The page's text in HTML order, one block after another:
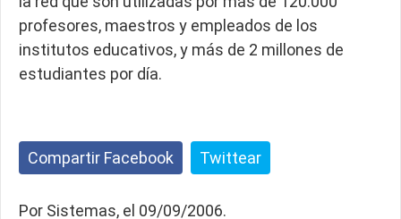
profesores, maestros y empleados de los
institutos educativos, y más de 2 millones de
estudiantes por día.
Compartir Facebook Twittear
Por Sistemas, el 09/09/2006.